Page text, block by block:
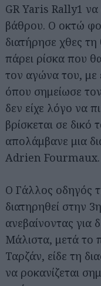
GR Yaris Rally1 να
βάθρου. Ο οκτώ
διατήρησε χθες
πάρει ρίσκα που
τον αγώνα του, με
όπου σημείωσε
δεν είχε λόγο να
βρίσκεται σε
απολάμβανε μια
Adrien Fourmaux.
Ο Γάλλος οδηγός
διατηρηθεί στην
ανεβαίνοντας
Μάλιστα, μετά το
Ταρζάν, είδε τη
να ροκανίζεται